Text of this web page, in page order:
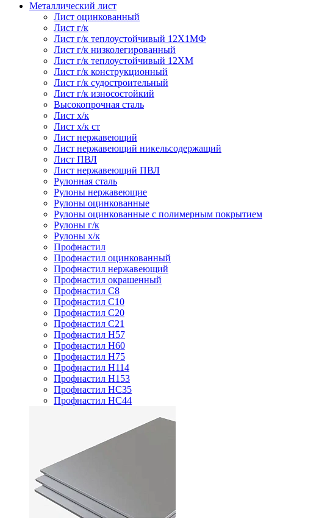
Металлический лист
Лист оцинкованный
Лист г/к
Лист г/к теплоустойчивый 12Х1МФ
Лист г/к низколегированный
Лист г/к теплоустойчивый 12ХМ
Лист г/к конструкционный
Лист г/к судостроительный
Лист г/к износостойкий
Высокопрочная сталь
Лист х/к
Лист х/к ст
Лист нержавеющий
Лист нержавеющий никельсодержащий
Лист ПВЛ
Лист нержавеющий ПВЛ
Рулонная сталь
Рулоны нержавеющие
Рулоны оцинкованные
Рулоны оцинкованные с полимерным покрытием
Рулоны г/к
Рулоны х/к
Профнастил
Профнастил оцинкованный
Профнастил нержавеющий
Профнастил окрашенный
Профнастил С8
Профнастил С10
Профнастил С20
Профнастил С21
Профнастил Н57
Профнастил Н60
Профнастил Н75
Профнастил Н114
Профнастил Н153
Профнастил НС35
Профнастил НС44